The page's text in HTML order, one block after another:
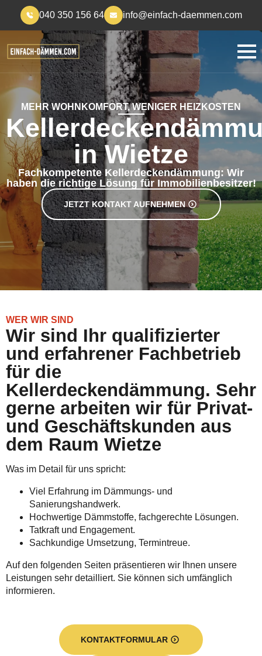
040 350 156 64 info@einfach-daemmen.com
MEHR WOHNKOMFORT, WENIGER HEIZKOSTEN
in Wietze
Fachkompetente Kellerdeckendämmung: Wir
haben die richtige Lösung für Immobilienbesitzer!
JETZT KONTAKT AUFNEHMEN
WER WIR SIND
Wir sind Ihr qualifizierter
und erfahrener Fachbetrieb
für die
Kellerdeckendämmung. Sehr
gerne arbeiten wir für Privat-
und Geschäftskunden aus
dem Raum Wietze
Was im Detail für uns spricht:
Viel Erfahrung im Dämmungs- und
Sanierungshandwerk.
Hochwertige Dämmstoffe, fachgerechte Lösungen.
Tatkraft und Engagement.
Sachkundige Umsetzung, Termintreue.
Auf den folgenden Seiten präsentieren wir Ihnen unsere
Leistungen sehr detailliert. Sie können sich umfänglich
informieren.
KONTAKTFORMULAR